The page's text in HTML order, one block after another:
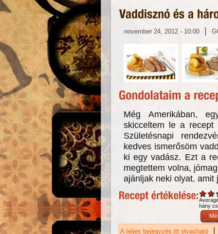
november 24, 2012 - 10:00 |
Még Amerikában,
skicceltem le a recept
Születésnapi
kedves ismerősöm
ki egy vadász. Ezt a
megtettem volna,
ajánljak neki olyat, amit
hány
A teljes bejegyzés itt olvasható |